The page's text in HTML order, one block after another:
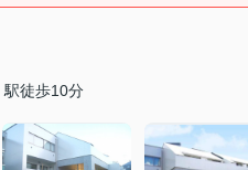
駅徒歩10分